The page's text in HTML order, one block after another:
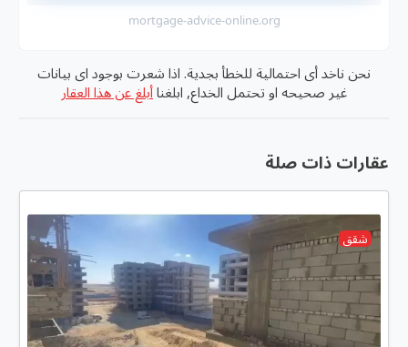
mortgage-advice-online.org
نحن ناخد أى احتمالية للخطأ بجدية. اذا شعرت بوجود اى بيانات
غير صحيحه او تحتمل الخداع, ابلغنا أبلغ عن هذا العقار
عقارات ذات صلة
شقق